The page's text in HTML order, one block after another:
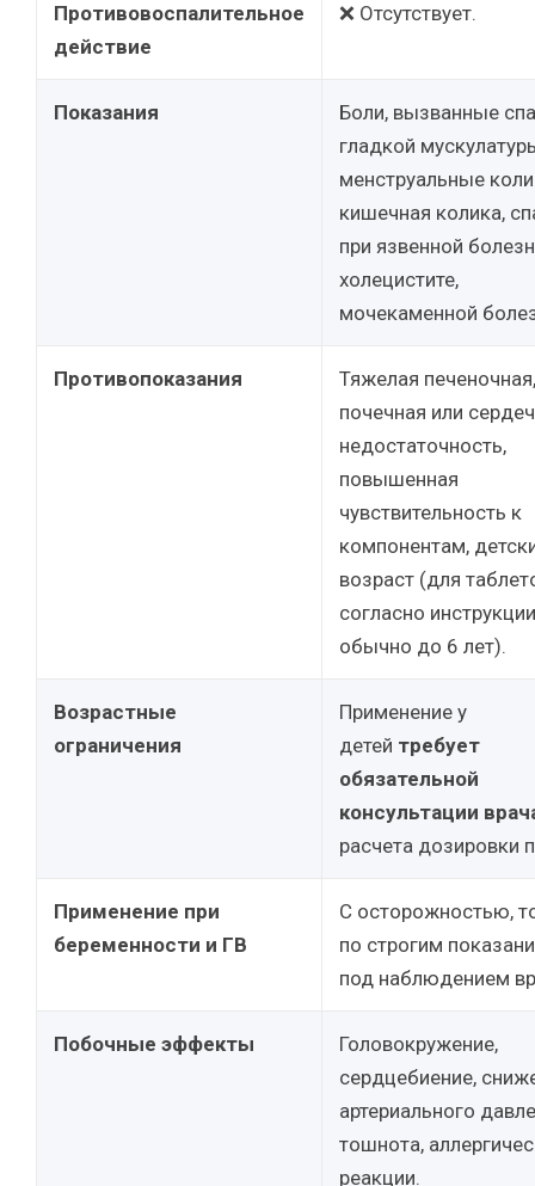
Противовоспалительное
действие
❌ Отсутствует.
Показания
Боли, вызванные
гладкой
менструальные
кишечная колика,
при язвенной
холецистите,
мочекаменной
Противопоказания
Тяжелая печеночная,
почечная или
недостаточность,
повышенная
чувствительность к
компонентам,
возраст (для
согласно
обычно до 6 лет).
Возрастные
ограничения
Применение у
детей требует
обязательной
консультации
расчета дозировки
Применение при
беременности и ГВ
С осторожностью,
по строгим
под наблюдением
Побочные эффекты
Головокружение,
сердцебиение,
артериального
тошнота,
реакции.